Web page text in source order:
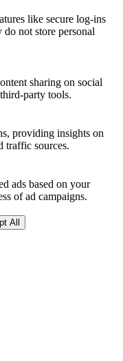
like secure log-ins
do not store personal
sharing on social
party tools.
providing insights on
traffic sources.
ads based on your
of ad campaigns.
All